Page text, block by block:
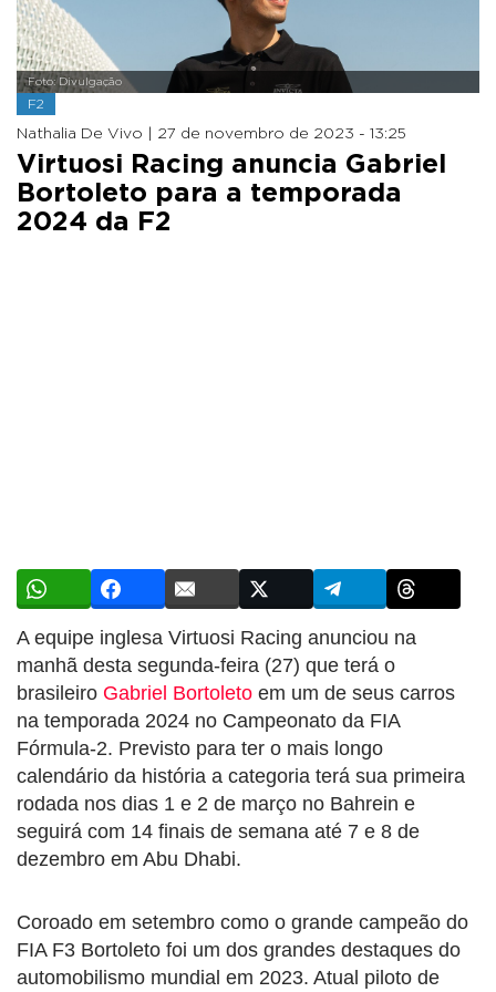
Foto: Divulgação
F2
Nathalia De Vivo | 27 de novembro de 2023 - 13:25
Virtuosi Racing anuncia Gabriel
Bortoleto para a temporada
2024 da F2
A equipe inglesa Virtuosi Racing anunciou na
manhã desta segunda-feira (27) que terá o
brasileiro Gabriel Bortoleto em um de seus carros
na temporada 2024 no Campeonato da FIA
Fórmula-2. Previsto para ter o mais longo
calendário da história a categoria terá sua primeira
rodada nos dias 1 e 2 de março no Bahrein e
seguirá com 14 finais de semana até 7 e 8 de
dezembro em Abu Dhabi.
Coroado em setembro como o grande campeão do
FIA F3 Bortoleto foi um dos grandes destaques do
automobilismo mundial em 2023. Atual piloto de